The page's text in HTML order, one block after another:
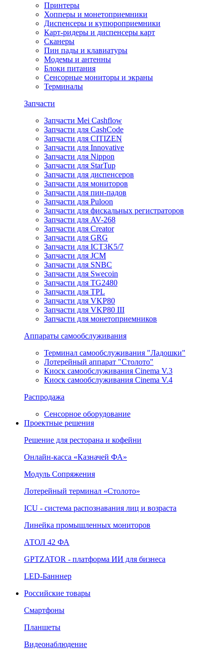
Принтеры
Хопперы и монетоприемники
Диспенсеры и купюроприемники
Карт-ридеры и диспенсеры карт
Сканеры
Пин пады и клавиатуры
Модемы и антенны
Блоки питания
Сенсорные мониторы и экраны
Терминалы
Запчасти
Запчасти Mei Cashflow
Запчасти для CashCode
Запчасти для CITIZEN
Запчасти для Innovative
Запчасти для Nippon
Запчасти для StarTup
Запчасти для диспенсеров
Запчасти для мониторов
Запчасти для пин-падов
Запчасти для Puloon
Запчасти для фискальных регистраторов
Запчасти для AV-268
Запчасти для Creator
Запчасти для GRG
Запчасти для ICT3K5/7
Запчасти для JCM
Запчасти для SNBC
Запчасти для Swecoin
Запчасти для TG2480
Запчасти для TPL
Запчасти для VKP80
Запчасти для VKP80 III
Запчасти для монетоприемников
Аппараты самообслуживания
Терминал самообслуживания "Ладошки"
Лотерейный аппарат "Столото"
Киоск самообслуживания Cinema V.3
Киоск самообслуживания Cinema V.4
Распродажа
Сенсорное оборудование
Проектные решения
Решение для ресторана и кофейни
Онлайн‑касса «Казначей ФА»
Модуль Сопряжения
Лотерейный терминал «Столото»
ICU - система распознавания лиц и возраста
Линейка промышленных мониторов
АТОЛ 42 ФА
GPTZATOR - платформа ИИ для бизнеса
LED-Банннер
Российские товары
Смартфоны
Планшеты
Видеонаблюдение